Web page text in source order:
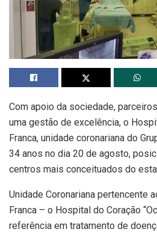
Com apoio da sociedade,
uma gestão de excelência, o
Franca, unidade coronariana do
34 anos no dia 20 de agosto,
centros mais conceituados do
Unidade Coronariana pertencente
Franca – o Hospital do Coração
referência em tratamento de